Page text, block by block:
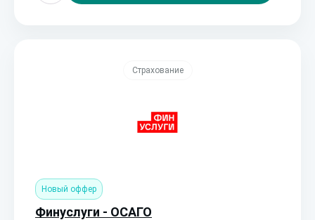
Страхование
Новый оффер
Финуслуги - ОСАГО